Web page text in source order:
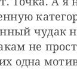
чудак
не
одна